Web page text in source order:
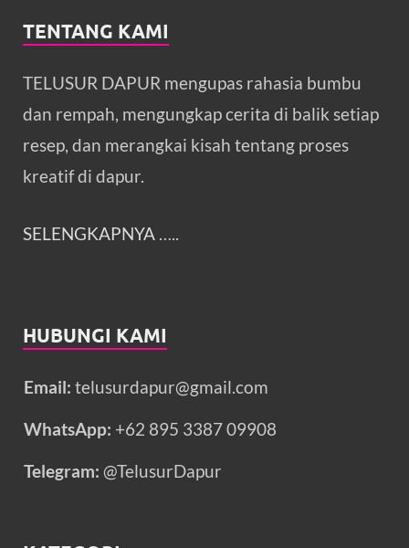
TENTANG KAMI
TELUSUR DAPUR mengupas rahasia bumbu
dan rempah, mengungkap cerita di balik setiap
resep, dan merangkai kisah tentang proses
kreatif di dapur.
SELENGKAPNYA …..
HUBUNGI KAMI
Email: telusurdapur@gmail.com
WhatsApp: +62 895 3387 09908
Telegram: @TelusurDapur